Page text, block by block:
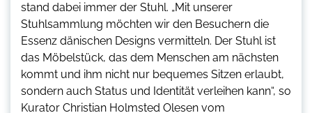
stand dabei immer der Stuhl. „Mit unserer
Stuhlsammlung möchten wir den Besuchern die
Essenz dänischen Designs vermitteln. Der Stuhl ist
das Möbelstück, das dem Menschen am nächsten
kommt und ihm nicht nur bequemes Sitzen erlaubt,
sondern auch Status und Identität verleihen kann“, so
Kurator Christian Holmsted Olesen vom